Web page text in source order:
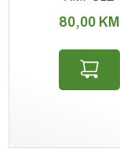
80,00 KM